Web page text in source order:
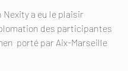
a eu le plaisir
des participantes
porté par Aix-Marseille